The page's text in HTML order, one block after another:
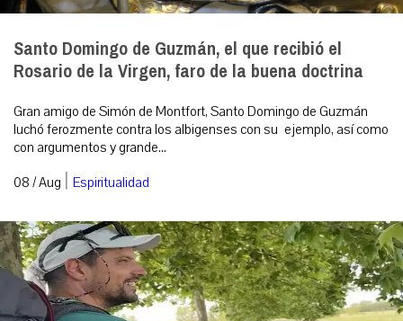
Santo Domingo de Guzmán, el que recibió el
Rosario de la Virgen, faro de la buena doctrina
Gran amigo de Simón de Montfort, Santo Domingo de Guzmán
luchó ferozmente contra los albigenses con su ejemplo, así como
con argumentos y grande...
08 / Aug | Espiritualidad